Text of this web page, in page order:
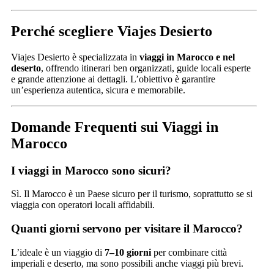
Perché scegliere Viajes Desierto
Viajes Desierto è specializzata in viaggi in Marocco e nel
deserto, offrendo itinerari ben organizzati, guide locali esperte
e grande attenzione ai dettagli. L’obiettivo è garantire
un’esperienza autentica, sicura e memorabile.
Domande Frequenti sui Viaggi in
Marocco
I viaggi in Marocco sono sicuri?
Sì. Il Marocco è un Paese sicuro per il turismo, soprattutto se si
viaggia con operatori locali affidabili.
Quanti giorni servono per visitare il Marocco?
L’ideale è un viaggio di 7–10 giorni per combinare città
imperiali e deserto, ma sono possibili anche viaggi più brevi.